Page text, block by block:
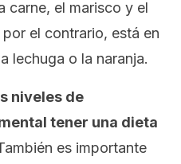
carne, el marisco y el
el contrario, está en
lechuga o la naranja.
niveles de
tener una dieta
es importante